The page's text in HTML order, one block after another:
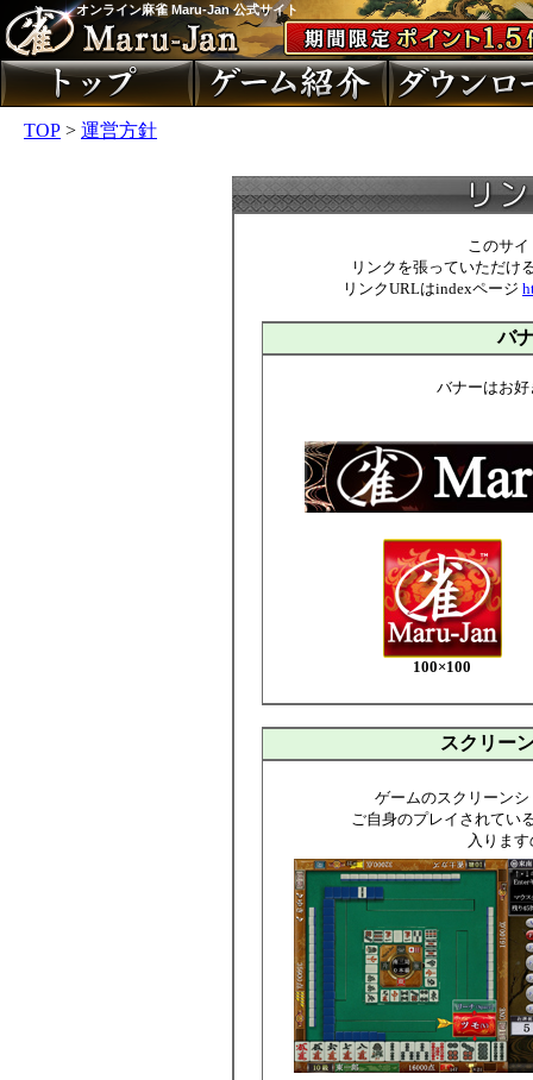
オンライン麻雀 Maru-Jan 公式サイト
TOP > 運営方針
このサ
リンクを張っていただけ
リンクURLはindexページ
バ
バナーはお
100×100
スクリー
ゲームのスクリーン
ご自身のプレイされてい
入りま